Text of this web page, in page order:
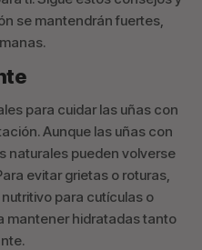
se mantendrán fuertes,
para cuidar las uñas con
Aunque las uñas con
naturales pueden volverse
evitar grietas o roturas,
para cutículas o
mantener hidratadas tanto